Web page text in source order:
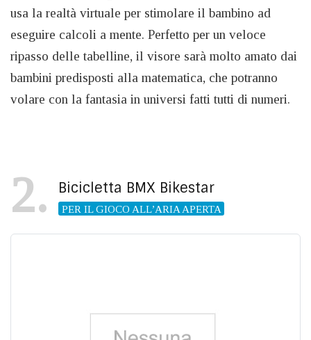
usa la realtà virtuale per stimolare il bambino ad
eseguire calcoli a mente. Perfetto per un veloce
ripasso delle tabelline, il visore sarà molto amato dai
bambini predisposti alla matematica, che potranno
volare con la fantasia in universi fatti tutti di numeri.
2 Bicicletta BMX Bikestar
PER IL GIOCO ALL’ARIA APERTA